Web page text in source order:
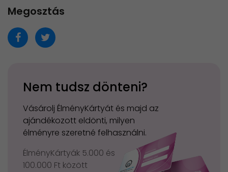
Megosztás
Nem tudsz dönteni?
Vásárolj ÉlményKártyát és majd az
ajándékozott eldönti, milyen
élményre szeretné felhasználni.
ÉlményKártyák 5.000 és
100.000 Ft között